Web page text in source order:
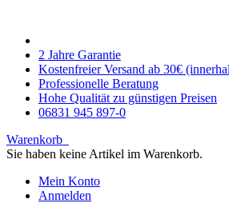
2 Jahre Garantie
Kostenfreier Versand ab 30€
Professionelle Beratung
Hohe Qualität zu günstigen Preisen
06831 945 897-0
Warenkorb
Sie haben keine Artikel im Warenkorb.
Mein Konto
Anmelden